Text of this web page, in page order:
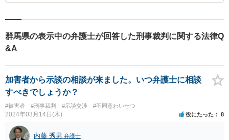
群馬県の表示中の弁護士が回答した刑事裁判に関する法律Q
&A
加害者から示談の相談が来ました。いつ弁護士に相談
すべきでしょうか？
#被害者 #刑事裁判 #示談交渉 #不同意わいせつ
2024年03月14日(木) 役にたった 8
内藤 秀男 弁護士